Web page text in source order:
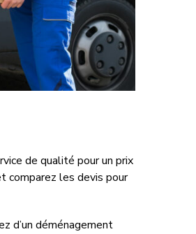
de qualité pour un prix
comparez les devis pour
d’un déménagement